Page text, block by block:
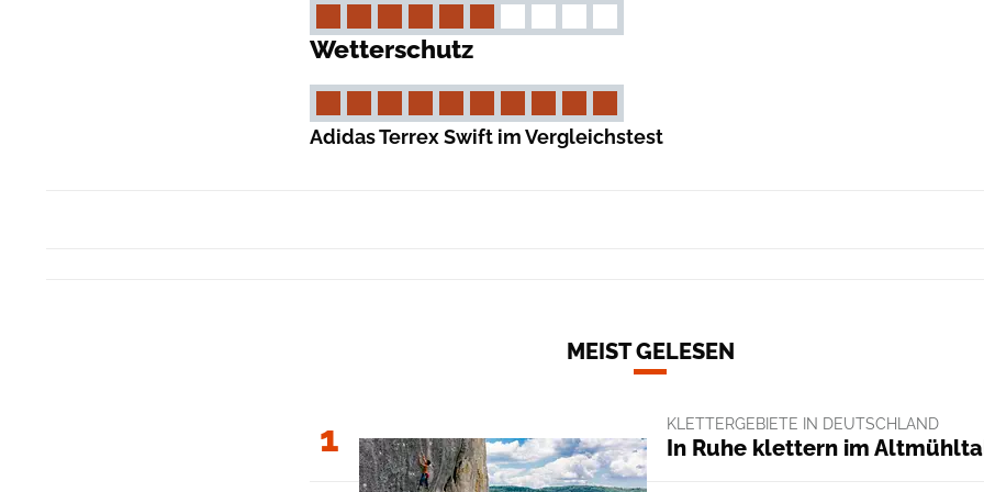
Wetterschutz
Adidas Terrex Swift im Vergleichstest
MEIST GELESEN
1 KLETTERGEBIETE IN DEUTSCHLAND
In Ruhe klettern im